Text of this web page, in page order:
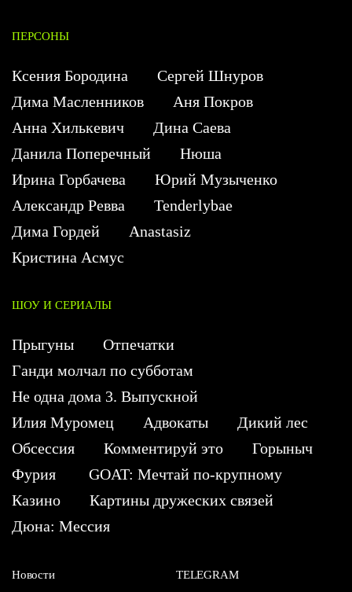
ПЕРСОНЫ
Ксения Бородина
Сергей Шнуров
Дима Масленников
Аня Покров
Анна Хилькевич
Дина Саева
Данила Поперечный
Нюша
Ирина Горбачева
Юрий Музыченко
Александр Ревва
Tenderlybae
Дима Гордей
Anastasiz
Кристина Асмус
ШОУ И СЕРИАЛЫ
Прыгуны
Отпечатки
Ганди молчал по субботам
Не одна дома 3. Выпускной
Илия Муромец
Адвокаты
Дикий лес
Обсессия
Комментируй это
Горыныч
Фурия
GOAT: Мечтай по-крупному
Казино
Картины дружеских связей
Дюна: Мессия
Новости
TELEGRAM